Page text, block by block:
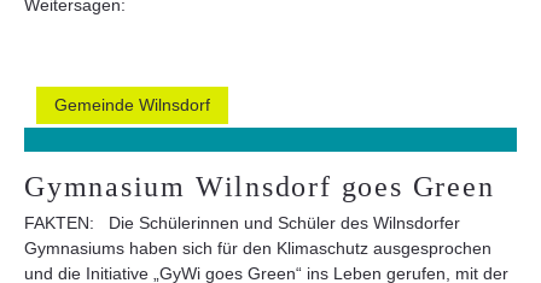
Weitersagen:
Gemeinde Wilnsdorf
Gymnasium Wilnsdorf goes Green
FAKTEN: Die Schülerinnen und Schüler des Wilnsdorfer
Gymnasiums haben sich für den Klimaschutz ausgesprochen
und die Initiative „GyWi goes Green“ ins Leben gerufen, mit der